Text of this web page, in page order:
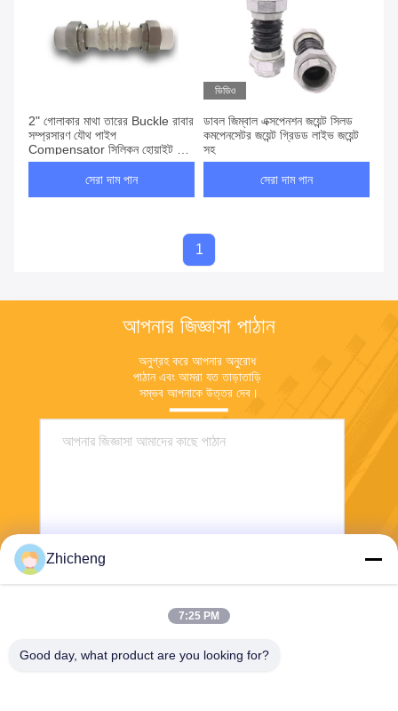
2" গোলাকার মাথা তারের Buckle রাবার
সম্প্রসারণ যৌথ পাইপ
Compensator সিলিকন হোয়াইট স্ক্রু
সংযোগ লাইভ
সেরা দাম পান
ভিডিও
ডাবল জিম্বাল এক্সপেনশন জয়েন্ট সিলড
কমপেনসেটর জয়েন্ট গ্রিডড লাইভ জয়েন্ট
সহ
সেরা দাম পান
1
আপনার জিজ্ঞাসা পাঠান
অনুগ্রহ করে আপনার অনুরোধ
পাঠান এবং আমরা যত তাড়াতাড়ি
সম্ভব আপনাকে উত্তর দেব।
Zhicheng
7:25 PM
Good day, what product are you looking for?